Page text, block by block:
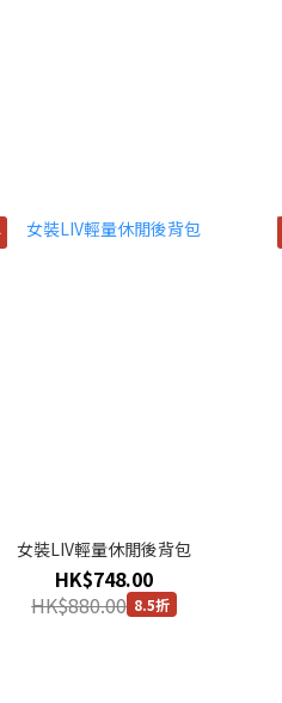
女裝LIV輕量休閒後背包
HK$748.00
HK$880.00 8.5折